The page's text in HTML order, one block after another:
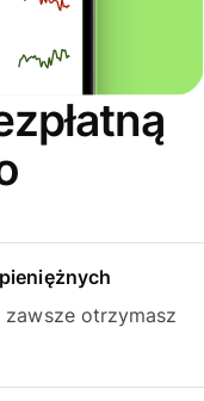
zawsze otrzymasz